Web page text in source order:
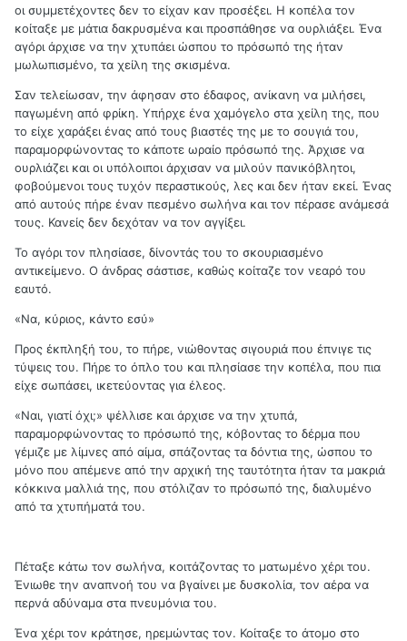
οι συμμετέχοντες δεν το είχαν καν προσέξει. Η κοπέλα τον
κοίταξε με μάτια δακρυσμένα και προσπάθησε να ουρλιάξει. Ένα
αγόρι άρχισε να την χτυπάει ώσπου το πρόσωπό της ήταν
μωλωπισμένο, τα χείλη της σκισμένα.
Σαν τελείωσαν, την άφησαν στο έδαφος, ανίκανη να μιλήσει,
παγωμένη από φρίκη. Υπήρχε ένα χαμόγελο στα χείλη της, που
το είχε χαράξει ένας από τους βιαστές της με το σουγιά του,
παραμορφώνοντας το κάποτε ωραίο πρόσωπό της. Άρχισε να
ουρλιάζει και οι υπόλοιποι άρχισαν να μιλούν πανικόβλητοι,
φοβούμενοι τους τυχόν περαστικούς, λες και δεν ήταν εκεί. Ένας
από αυτούς πήρε έναν πεσμένο σωλήνα και τον πέρασε ανάμεσά
τους. Κανείς δεν δεχόταν να τον αγγίξει.
Το αγόρι τον πλησίασε, δίνοντάς του το σκουριασμένο
αντικείμενο. Ο άνδρας σάστισε, καθώς κοίταζε τον νεαρό του
εαυτό.
«Να, κύριος, κάντο εσύ»
Προς έκπληξή του, το πήρε, νιώθοντας σιγουριά που έπνιγε τις
τύψεις του. Πήρε το όπλο του και πλησίασε την κοπέλα, που πια
είχε σωπάσει, ικετεύοντας για έλεος.
«Ναι, γιατί όχι;» ψέλλισε και άρχισε να την χτυπά,
παραμορφώνοντας το πρόσωπό της, κόβοντας το δέρμα που
γέμιζε με λίμνες από αίμα, σπάζοντας τα δόντια της, ώσπου το
μόνο που απέμενε από την αρχική της ταυτότητα ήταν τα μακριά
κόκκινα μαλλιά της, που στόλιζαν το πρόσωπό της, διαλυμένο
από τα χτυπήματά του.
Πέταξε κάτω τον σωλήνα, κοιτάζοντας το ματωμένο χέρι του.
Ένιωθε την αναπνοή του να βγαίνει με δυσκολία, τον αέρα να
περνά αδύναμα στα πνευμόνια του.
Ένα χέρι τον κράτησε, ηρεμώντας τον. Κοίταξε το άτομο στο